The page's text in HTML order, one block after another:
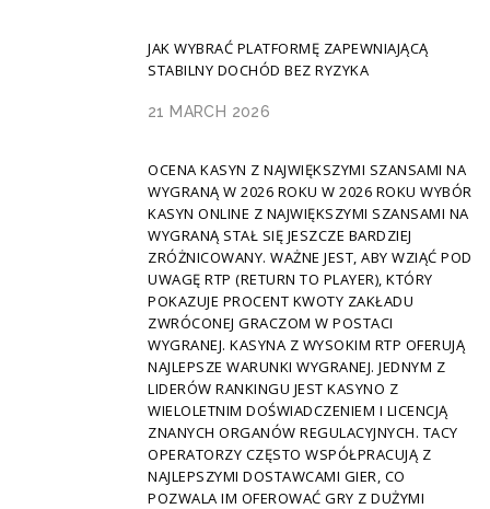
JAK WYBRAĆ PLATFORMĘ ZAPEWNIAJĄCĄ
STABILNY DOCHÓD BEZ RYZYKA
21 MARCH 2026
OCENA KASYN Z NAJWIĘKSZYMI SZANSAMI NA
WYGRANĄ W 2026 ROKU W 2026 ROKU WYBÓR
KASYN ONLINE Z NAJWIĘKSZYMI SZANSAMI NA
WYGRANĄ STAŁ SIĘ JESZCZE BARDZIEJ
ZRÓŻNICOWANY. WAŻNE JEST, ABY WZIĄĆ POD
UWAGĘ RTP (RETURN TO PLAYER), KTÓRY
POKAZUJE PROCENT KWOTY ZAKŁADU
ZWRÓCONEJ GRACZOM W POSTACI
WYGRANEJ. KASYNA Z WYSOKIM RTP OFERUJĄ
NAJLEPSZE WARUNKI WYGRANEJ. JEDNYM Z
LIDERÓW RANKINGU JEST KASYNO Z
WIELOLETNIM DOŚWIADCZENIEM I LICENCJĄ
ZNANYCH ORGANÓW REGULACYJNYCH. TACY
OPERATORZY CZĘSTO WSPÓŁPRACUJĄ Z
NAJLEPSZYMI DOSTAWCAMI GIER, CO
POZWALA IM OFEROWAĆ GRY Z DUŻYMI